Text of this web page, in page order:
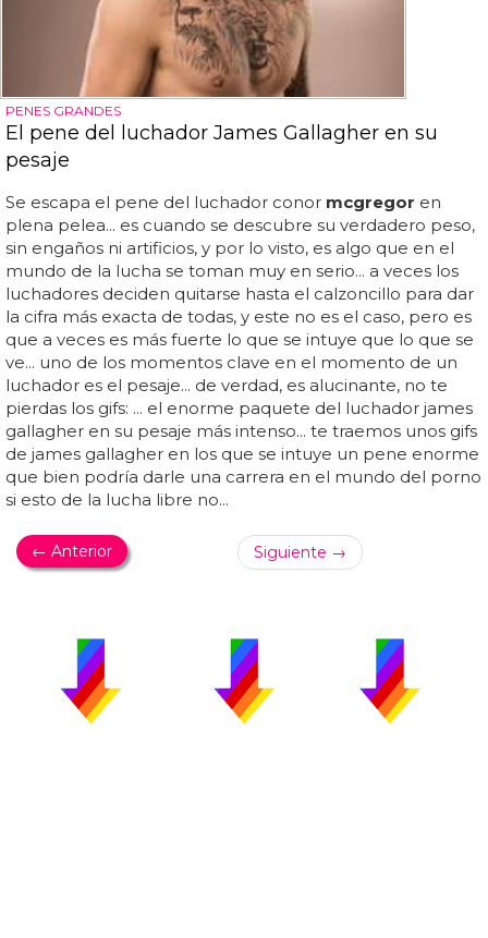
PENES GRANDES
El pene del luchador James Gallagher en su
pesaje
Se escapa el pene del luchador conor mcgregor en
plena pelea... es cuando se descubre su verdadero peso,
sin engaños ni artificios, y por lo visto, es algo que en el
mundo de la lucha se toman muy en serio... a veces los
luchadores deciden quitarse hasta el calzoncillo para dar
la cifra más exacta de todas, y este no es el caso, pero es
que a veces es más fuerte lo que se intuye que lo que se
ve... uno de los momentos clave en el momento de un
luchador es el pesaje... de verdad, es alucinante, no te
pierdas los gifs: ... el enorme paquete del luchador james
gallagher en su pesaje más intenso... te traemos unos gifs
de james gallagher en los que se intuye un pene enorme
que bien podría darle una carrera en el mundo del porno
si esto de la lucha libre no...
← Anterior Siguiente →